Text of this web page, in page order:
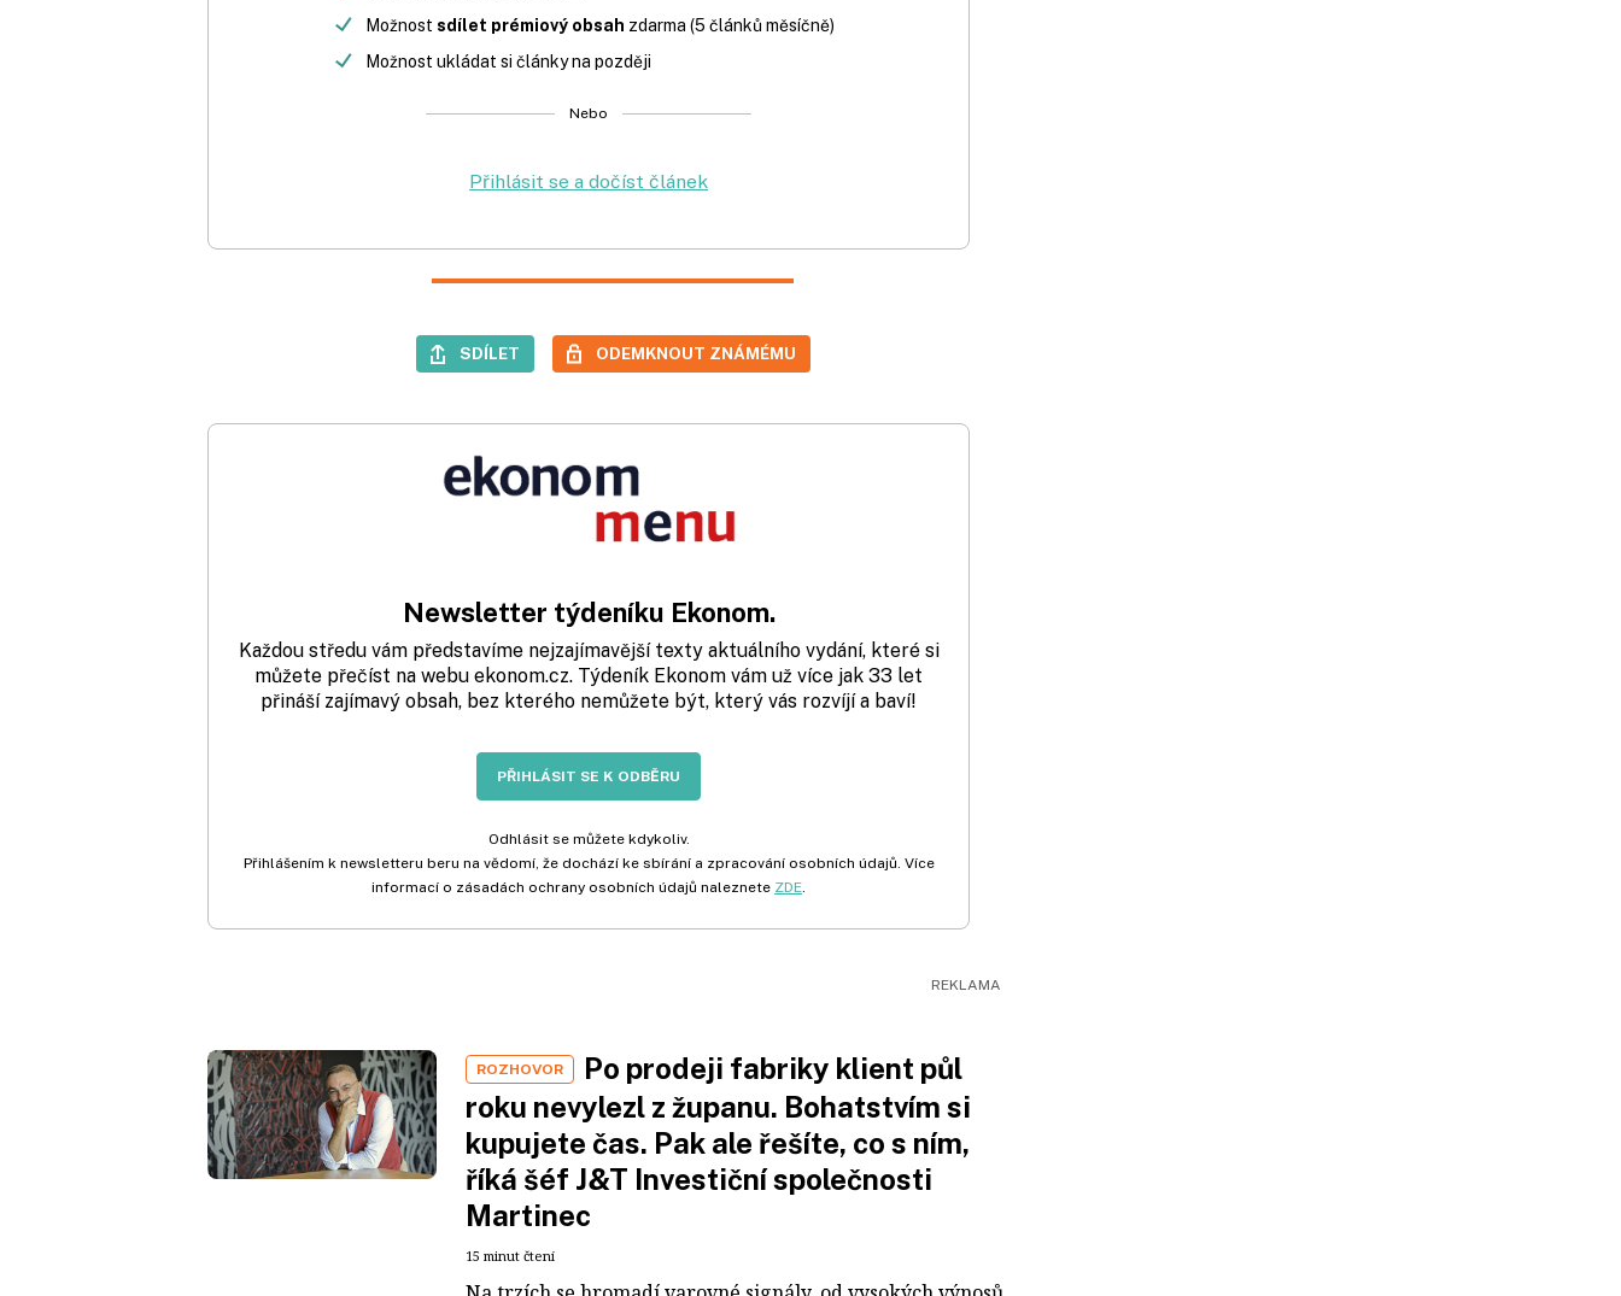
Možnost sdílet prémiový obsah zdarma (5 článků měsíčně)
Možnost ukládat si články na později
Nebo
Přihlásit se a dočíst článek
SDÍLET ODEMKNOUT ZNÁMÉMU
Newsletter týdeníku Ekonom.
Každou středu vám představíme nejzajímavější texty aktuálního vydání, které si
můžete přečíst na webu ekonom.cz. Týdeník Ekonom vám už více jak 33 let
přináší zajímavý obsah, bez kterého nemůžete být, který vás rozvíjí a baví!
PŘIHLÁSIT SE K ODBĚRU
Odhlásit se můžete kdykoliv.
Přihlášením k newsletteru beru na vědomí, že dochází ke sbírání a zpracování osobních údajů. Více
informací o zásadách ochrany osobních údajů naleznete ZDE
ROZHOVOR
Po prodeji fabriky klient půl
roku nevylezl z županu. Bohatstvím si
kupujete čas. Pak ale řešíte, co s ním,
říká šéf J&T Investiční společnosti
Martinec
15 minut čtení